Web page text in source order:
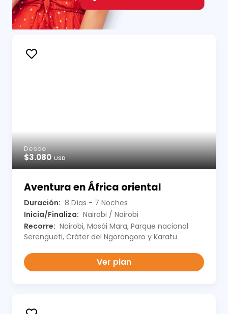
Desde
$3.080USD
Aventura en África oriental
Duración: 8 Días - 7 Noches
Inicia/Finaliza: Nairobi / Nairobi
Recorre: Nairobi, Masái Mara, Parque nacional
Serengueti, Cráter del Ngorongoro y Karatu
Ver plan